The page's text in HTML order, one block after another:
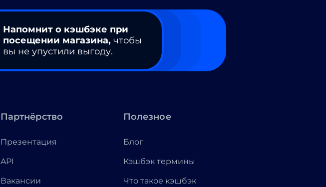
Напомнит о кэшбэке при
посещении магазина, чтобы
вы не упустили выгоду.
Партнёрство
Презентация
API
Вакансии
Полезное
Блог
Кэшбэк термины
Что такое кэшбэк